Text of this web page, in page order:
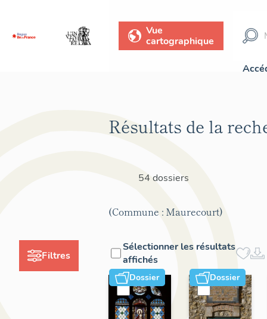
Vue
cartographique
Filtres
Résultats de la
54 dossiers
(Commune : Maurecourt)
Sélectionner les résultats
affichés
Dossier Dossier